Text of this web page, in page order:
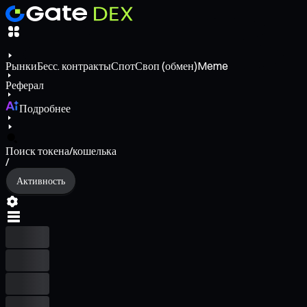
РынкиБесс. контрактыСпотСвоп (обмен)Meme
Реферал
Подробнее
Поиск токена/кошелька
/
Активность